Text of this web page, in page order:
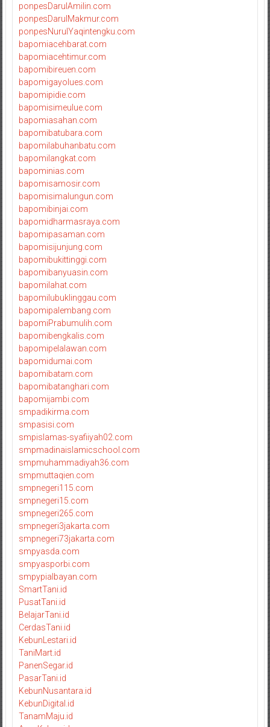
ponpesDarulAmilin.com
ponpesDarulMakmur.com
ponpesNurulYaqintengku.com
bapomiacehbarat.com
bapomiacehtimur.com
bapomibireuen.com
bapomigayolues.com
bapomipidie.com
bapomisimeulue.com
bapomiasahan.com
bapomibatubara.com
bapomilabuhanbatu.com
bapomilangkat.com
bapominias.com
bapomisamosir.com
bapomisimalungun.com
bapomibinjai.com
bapomidharmasraya.com
bapomipasaman.com
bapomisijunjung.com
bapomibukittinggi.com
bapomibanyuasin.com
bapomilahat.com
bapomilubuklinggau.com
bapomipalembang.com
bapomiPrabumulih.com
bapomibengkalis.com
bapomipelalawan.com
bapomidumai.com
bapomibatam.com
bapomibatanghari.com
bapomijambi.com
smpadikirma.com
smpasisi.com
smpislamas-syafiiyah02.com
smpmadinaislamicschool.com
smpmuhammadiyah36.com
smpmuttaqien.com
smpnegeri115.com
smpnegeri15.com
smpnegeri265.com
smpnegeri3jakarta.com
smpnegeri73jakarta.com
smpyasda.com
smpyasporbi.com
smpypialbayan.com
SmartTani.id
PusatTani.id
BelajarTani.id
CerdasTani.id
KebunLestari.id
TaniMart.id
PanenSegar.id
PasarTani.id
KebunNusantara.id
KebunDigital.id
TanamMaju.id